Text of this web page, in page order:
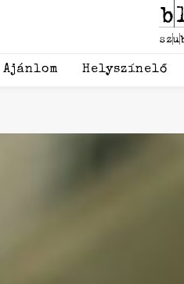
Ajánlom Helyszínelő